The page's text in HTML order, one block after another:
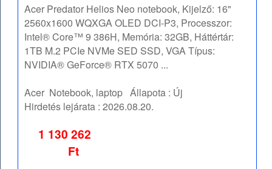
Acer Predator Helios Neo notebook, Kijelző: 16"
2560x1600 WQXGA OLED DCI-P3, Processzor:
Intel® Core™ 9 386H, Memória: 32GB, Háttértár:
1TB M.2 PCIe NVMe SED SSD, VGA Típus:
NVIDIA® GeForce® RTX 5070 ...
Acer Notebook, laptop Állapota : Új
Hirdetés lejárata :2026.08.20.
1 130 262
Ft